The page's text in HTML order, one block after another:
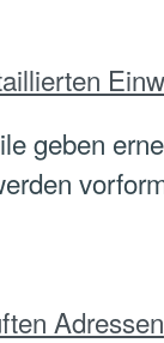
geben
Adressen